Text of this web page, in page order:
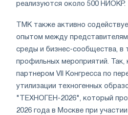
реализуются около 500 НИОКР.
ТМК также активно
опытом между
среды и бизнес-сообщества, в
профильных мероприятий. Так,
партнером VII Конгресса по
утилизации техногенных
"ТЕХНОГЕН-2026", который
2026 года в Москве при